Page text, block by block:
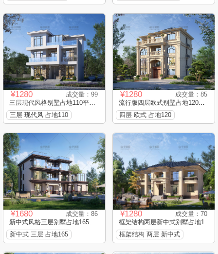
¥1280
成交量：99
三层现代风格别墅占地110平框...
三层 现代风 占地110
¥1280
成交量：85
流行版四层欧式别墅占地120平...
四层 欧式 占地120
¥1680
成交量：86
新中式风格三层别墅占地165平...
新中式 三层 占地165
¥1280
成交量：70
框架结构两层新中式别墅占地1...
框架结构 两层 新中式